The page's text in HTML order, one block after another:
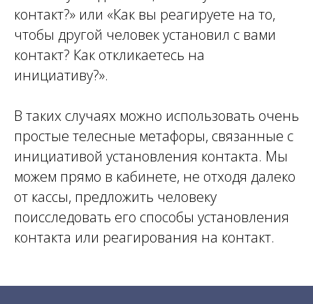
контакт?» или «Как вы реагируете на то,
чтобы другой человек установил с вами
контакт? Как откликаетесь на
инициативу?».
В таких случаях можно использовать очень
простые телесные метафоры, связанные с
инициативой установления контакта. Мы
можем прямо в кабинете, не отходя далеко
от кассы, предложить человеку
поисследовать его способы установления
контакта или реагирования на контакт.